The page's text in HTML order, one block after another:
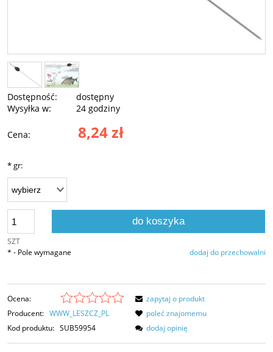
Dostępność:
dostępny
Wysyłka w:
24 godziny
Cena: 8,24 zł
*gr:
SZT
do koszyka
dodaj do przechowalni
* - Pole wymagane
Ocena:
Producent: WWW_LESZCZ_PL
Kod produktu: SUB59954
zapytaj o produkt
poleć znajomemu
dodaj opinię